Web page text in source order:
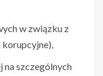
w związku z
korupcyjne),
na szczególnych